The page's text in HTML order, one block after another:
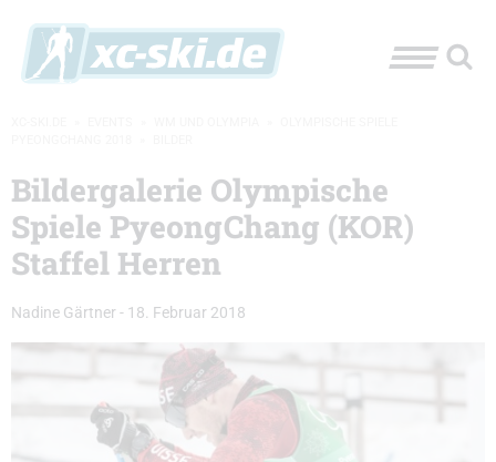
Bildergalerie Olympische
Spiele PyeongChang (KOR)
Staffel Herren
Nadine Gärtner - 18. Februar 2018